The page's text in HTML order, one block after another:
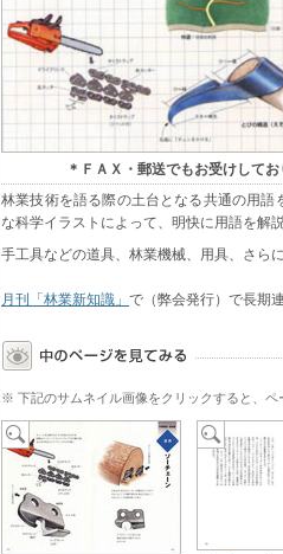
＊ＦＡＸ・郵送でもお受けして
林業技術を語る際の土台となる共通の用
な科学イラストによって、明快に用語を解
手工具などの道具、林業機械、用具、さら
月刊「林業新知識」 で（弊会発行）で長期
※ 下記のサムネイル画像をクリックすると、ペ